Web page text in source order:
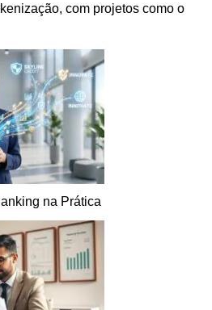
com projetos como o
na Prática